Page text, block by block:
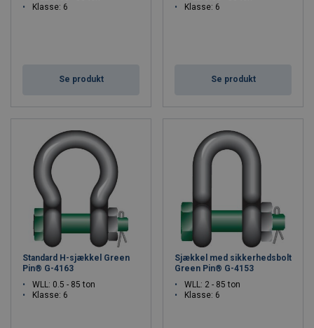
Vær altid opmærksom på sjæklens WLL – udsættes den for
krogen. Dette centrerer byrden, beskytter sjæklen og giver et mere
Husk at sjækler, som alt andet løfteudstyr, skal efterses
regelmæssigt og mindst én gang årligt i henhold til
arbejdstilsynets bekendtgørelse nr. 428.
bestille et eftersyn af dit løftegrej/kraner.
Klasse: 6
Se produkt
Klasse: 6
Se produkt
Standard H-sjækkel Green
Pin® G-4163
WLL: 0.5 - 85 ton
Klasse: 6
Sjækkel med sikkerhedsbolt
Green Pin® G-4153
WLL: 2 - 85 ton
Klasse: 6